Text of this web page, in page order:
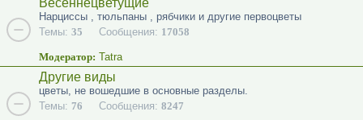
Весеннецветущие
Нарциссы , тюльпаны , рябчики и другие первоцветы
Темы: 35 Сообщения: 17058
Модератор: Tatra
Другие виды
цветы, не вошедшие в основные разделы.
Темы: 76 Сообщения: 8247